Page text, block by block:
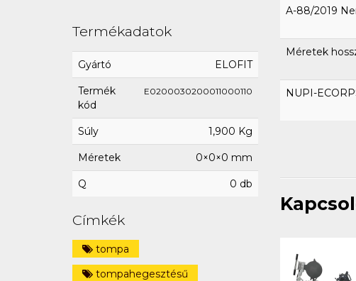
A-88/2019
Méretek
NUPI-
Termékadatok
Gyártó ELOFIT
Termék
kód
E0200030200011000110
Súly 1,900 Kg
Méretek 0×0×0 mm
Q 0 db
Címkék
tompa
tompahegesztésű